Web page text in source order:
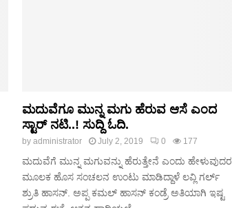
ಮದುವೆಗೂ ಮುನ್ನ ಮಗು ಹೆರುವ ಆಸೆ ಎಂದ
ಸ್ಟಾರ್ ನಟಿ..! ಸುದ್ದಿ ಓದಿ.
by administrator July 2, 2019 0 177
ಮದುವೆಗೆ ಮುನ್ನ ಮಗುವನ್ನು ಹೆರುತ್ತೇನೆ ಎಂದು ಹೇಳುವುದರ
ಮೂಲಕ ಹೊಸ ಸಂಚಲನ ಉಂಟು ಮಾಡಿದ್ದಾಳೆ ಲವ್ಲಿ ಗರ್ಲ್
ಶ್ರುತಿ ಹಾಸನ್. ಅಪ್ಪ ಕಮಲ್ ಹಾಸನ್ ಕಂಡ್ರೆ ಅತಿಯಾಗಿ ಇಷ್ಟ